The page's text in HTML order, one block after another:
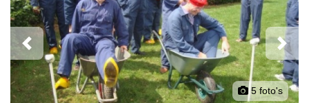
5 foto's
Previous Next